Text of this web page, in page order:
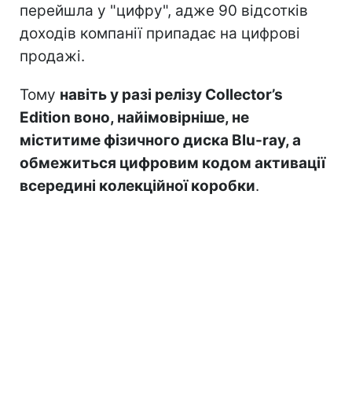
перейшла у "цифру", адже 90 відсотків
доходів компанії припадає на цифрові
продажі.
Тому навіть у разі релізу Collector’s
Edition воно, найімовірніше, не
міститиме фізичного диска Blu-ray, а
обмежиться цифровим кодом активації
всередині колекційної коробки.